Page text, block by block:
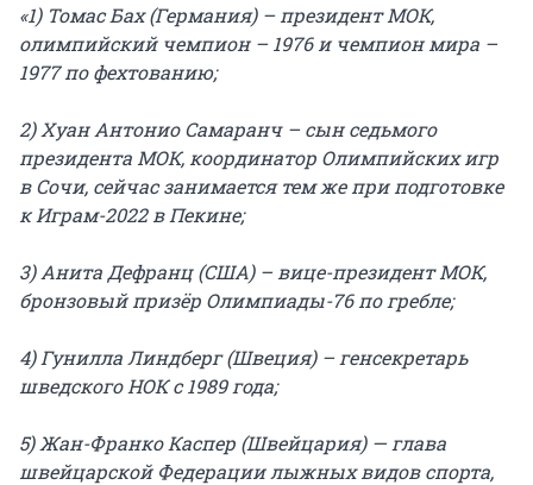
«1) Томас Бах (Германия) – президент МОК,
олимпийский чемпион – 1976 и чемпион мира –
1977 по фехтованию;
2) Хуан Антонио Самаранч – сын седьмого
президента МОК, координатор Олимпийских игр
в Сочи, сейчас занимается тем же при подготовке
к Играм-2022 в Пекине;
3) Анита Дефранц (США) – вице-президент МОК,
бронзовый призёр Олимпиады-76 по гребле;
4) Гунилла Линдберг (Швеция) – генсекретарь
шведского НОК с 1989 года;
5) Жан-Франко Каспер (Швейцария) — глава
швейцарской Федерации лыжных видов спорта,